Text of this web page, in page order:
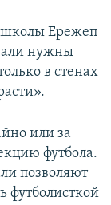
школы Ережеп
нужны
в стенах
или за
футбола.
позволяют
футболисткой